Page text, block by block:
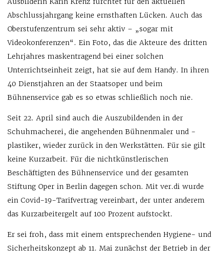
Abschlussjahrgang keine ernsthaften Lücken. Auch das
Oberstufenzentrum sei sehr aktiv – „sogar mit
Videokonferenzen“. Ein Foto, das die Akteure des dritten
Lehrjahres maskentragend bei einer solchen
Unterrichtseinheit zeigt, hat sie auf dem Handy. In ihren
40 Dienstjahren an der Staatsoper und beim
Bühnenservice gab es so etwas schließlich noch nie.
Seit 22. April sind auch die Auszubildenden in der
Schuhmacherei, die angehenden Bühnenmaler und -
plastiker, wieder zurück in den Werkstätten. Für sie gilt
keine Kurzarbeit. Für die nichtkünstlerischen
Beschäftigten des Bühnenservice und der gesamten
Stiftung Oper in Berlin dagegen schon. Mit ver.di wurde
ein Covid-19-Tarifvertrag vereinbart, der unter anderem
das Kurzarbeitergelt auf 100 Prozent aufstockt.
Er sei froh, dass mit einem entsprechenden Hygiene- und
Sicherheitskonzept ab 11. Mai zunächst der Betrieb in der